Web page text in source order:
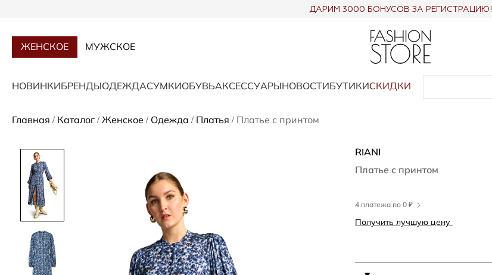
ДАРИМ 3000 БОНУСОВ ЗА РЕГИСТРАЦИЮ!
ЖЕНСКОЕ МУЖСКОЕ
НОВИНКИБРЕНДЫОДЕЖДАСУМКИОБУВЬАКСЕССУАРЫНОВОСТИБУТИКИСКИДКИ
Главная / Каталог / Женское / Одежда / Платья / Платье с принтом
RIANI
Платье с принтом
4 платежа по 0 ₽
Получить лучшую цену